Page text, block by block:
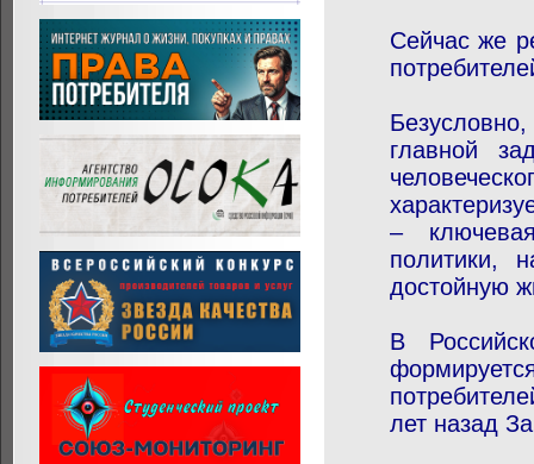
Сейчас же
главной
–
политики,
достойную
В
лет назад